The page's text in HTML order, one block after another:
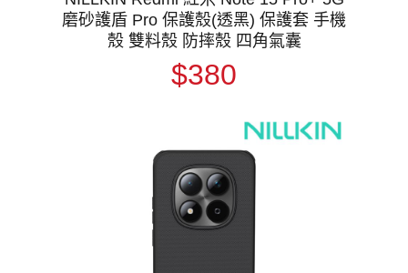
磨砂護盾 Pro 保護殼(透黑) 保護套 手機
殼 雙料殼 防摔殼 四角氣囊
$380